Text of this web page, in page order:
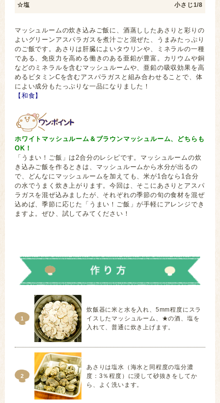
☆塩 小さじ1/8
マッシュルームの炊き込みご飯に、酒蒸ししたあさりと彩りの
よいグリーンアスパラガスを煮汁ごと混ぜた、うまみたっぷり
のご飯です。あさりは肝臓によいタウリンや、ミネラルの一種
である、免疫力を高める働きのある亜鉛が豊富。カリウムや銅
などのミネラルを含むマッシュルームや、亜鉛の吸収効果を高
めるビタミンCを含むアスパラガスと組み合わせることで、体
によい成分もたっぷりな一品になりました！
【和食】
ホワイトマッシュルーム＆ブラウンマッシュルーム、どちらも
OK！
「うまい！ご飯」は2合分のレシピです。マッシュルームの炊
き込みご飯を作るときは、マッシュルームから水分が出るの
で、どんなにマッシュルームを加えても、米が1合なら1合分
の水でうまく炊き上がります。今回は、そこにあさりとアスパ
ラガスを混ぜ込みましたが、それぞれの季節の旬の食材を混ぜ
込めば、季節に応じた「うまい！ご飯」が手軽にアレンジでき
ますよ。ぜひ、試してみてください！
1
炊飯器に米と水を入れ、5mm程度にスラ
イスしたマッシュルーム、★の酒、塩を
入れて、普通に炊き上げます。
2
あさりは塩水（海水と同程度の塩分濃
度：3％程度）に浸して砂抜きをしてか
ら、よく洗います。